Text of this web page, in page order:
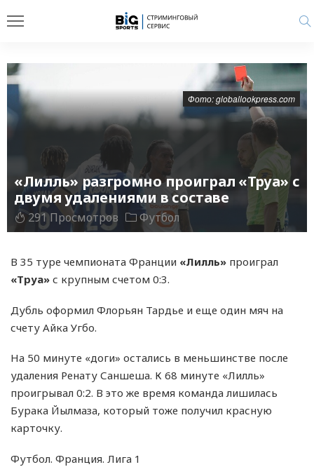
«Лилль» разгромно проиграл «Труа» с
двумя удалениями в составе
291 Просмотров Футбол
Фото: globallookpress.com
В 35 туре чемпионата Франции «Лилль» проиграл
«Труа» с крупным счетом 0:3.
Дубль оформил Флорьян Тардье и еще один мяч на
счету Айка Угбо.
На 50 минуте «доги» остались в меньшинстве после
удаления Ренату Саншеша. К 68 минуте «Лилль»
проигрывал 0:2. В это же время команда лишилась
Бурака Йылмаза, который тоже получил красную
карточку.
Футбол. Франция. Лига 1